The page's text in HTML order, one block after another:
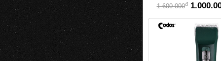
1.600.000đ